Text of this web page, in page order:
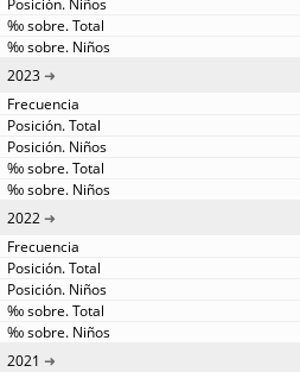
2023
2022
2021